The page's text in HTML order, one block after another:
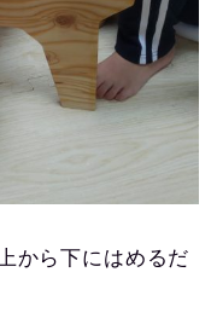
から下にはめるだ